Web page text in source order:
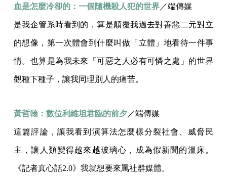
血是怎麼冷卻的：一個隨機殺人犯的世界／端傳媒
是我企管系時看到的，算是顛覆我過去對善惡二元對立
的想像，第一次體會到什麼叫做「立體」地看待一件事
情。也算是為我未來「可惡之人必有可憐之處」的世界
觀種下種子，讓我同理別人的痛苦。
黃哲翰：數位利維坦君臨的前夕／端傳媒
這篇評論，讓我看到演算法怎麼樣分裂社會、威脅民
主，讓人類變得越來越玻璃心，成為假新聞的溫床。
《記者真心話2.0》我就想要來罵社群媒體。